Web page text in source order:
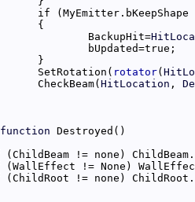
			BackupHit=
		SetRotation(
rotator(
		CheckBeam(
HitLocation ,
function